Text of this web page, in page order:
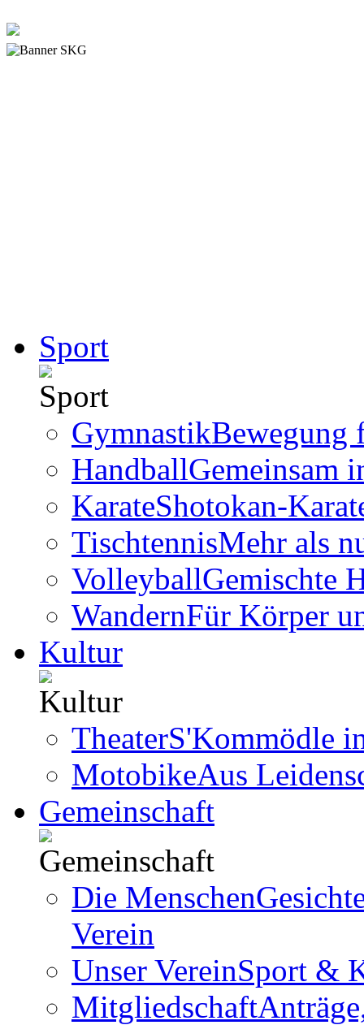
Sport
GymnastikBewegung
HandballGemeinsam
KarateShotokan-
TischtennisMehr als
VolleyballGemischte
WandernFür Körper
Kultur
TheaterS'Kommödle
MotobikeAus
Gemeinschaft
Die Menschen
Verein
Unser VereinSport &
Mitgliedschaft